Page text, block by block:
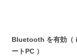
Bluetooth を有効（
ートPC ）